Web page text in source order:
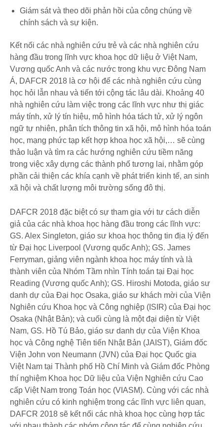
Giám sát và theo dõi phản hồi của công chúng về
chính sách và sự kiện.
Kết nối các nhà nghiên cứu trẻ và các nhà nghiên cứu
hàng đầu trong lĩnh vực khoa học dữ liệu ở Việt Nam,
Vương quốc Anh và các nước trong khu vực Đông Nam
Á, DAFCR 2018 là cơ hội để các nhà nghiên cứu cùng
học hỏi lẫn nhau và tiến tới cộng tác lâu dài. Khoảng 40
nhà nghiên cứu làm việc trong các lĩnh vực như thị giác
máy tính, xử lý tín hiệu, mô hình hóa tách tử, xử lý ngôn
ngữ tự nhiên, phân tích thông tin xã hội, mô hình hóa toán
học, mạng phức tạp kết hợp khoa học xã hội,… sẽ cùng
thảo luận và tìm ra các hướng nghiên cứu tiềm năng
trong việc xây dựng các thành phố tương lai, nhằm góp
phần cải thiện các khía cạnh về phát triển kinh tế, an sinh
xã hội và chất lượng môi trường sống đô thị.
DAFCR 2018 đặc biệt có sự tham gia với tư cách diễn
giả của các nhà khoa học hàng đầu trong các lĩnh vực:
GS. Alex Singleton, giáo sư khoa học thông tin địa lý đến
từ Đại học Liverpool (Vương quốc Anh); GS. James
Ferryman, giảng viên ngành khoa học máy tính và là
thành viên của Nhóm Tầm nhìn Tính toán tại Đại học
Reading (Vương quốc Anh); GS. Hiroshi Motoda, giáo sư
danh dự của Đại học Osaka, giáo sư khách mời của Viện
Nghiên cứu Khoa học và Công nghiệp (ISIR) của Đại học
Osaka (Nhật Bản); và cuối cùng là một đại diện từ Việt
Nam, GS. Hồ Tú Bảo, giáo sư danh dự của Viện Khoa
học và Công nghệ Tiên tiến Nhật Bản (JAIST), Giám đốc
Viện John von Neumann (JVN) của Đại học Quốc gia
Việt Nam tại Thành phố Hồ Chí Minh và Giám đốc Phòng
thí nghiệm Khoa học Dữ liệu của Viện Nghiên cứu Cao
cấp Việt Nam trong Toán học (VIASM). Cùng với các nhà
nghiên cứu có kinh nghiệm trong các lĩnh vực liên quan,
DAFCR 2018 sẽ kết nối các nhà khoa học cùng hợp tác